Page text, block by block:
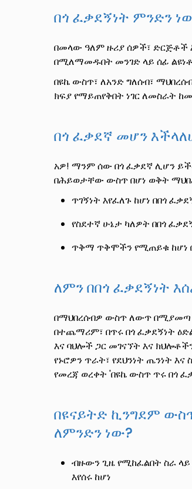
በጎ ፈቃደኝነት ምንድን
በመላው ዓለም ዙሪያ ሰዎች፣ ድርጅቶች
በሚለማመዱበት መንገድ ላይ ሰፊ
በዩኬ ውስጥ፣ ለአንድ ግለሰብ፣
ክፍያ የማይጠየቅበት ነገር ለመስራት
በጎ ፈቃደኛ መሆን
አዎ! ማንም ሰው በጎ ፈቃደኛ ሊሆን
በሕይወታቸው ውስጥ በሆነ ወቅት
ጥገኝነት እየፈለጉ ከሆነ በበጎ
የስደተኛ ሁኔታ ካለዎት በበጎ
ጥቅማ ጥቅሞችን የሚጠይቁ ከሆነ
ለምን በበጎ ፈቃደኝነት
በማህበረሰብዎ ውስጥ ለውጥ በሚያመጣ
በተጨማሪም፣ በጥሩ በጎ ፈቃደኝነት
እና ባህሎች ጋር መገናኘት እና
የኑሮዎን ጥራት፣ የደህንነት ጤንነት
የመረጃ ወረቀት 'በዩኬ ውስጥ ጥሩ በጎ
በዩናይትድ ኪንግደም
ለምንድን ነው?
ብዙውን ጊዜ የሚከፈልበት ስራ
እየሰሩ ከሆነ